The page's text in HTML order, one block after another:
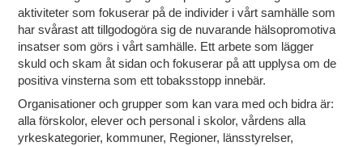
aktiviteter som fokuserar på de individer i vårt samhälle som
har svårast att tillgodogöra sig de nuvarande hälsopromotiva
insatser som görs i vårt samhälle. Ett arbete som lägger
skuld och skam åt sidan och fokuserar på att upplysa om de
positiva vinsterna som ett tobaksstopp innebär.
Organisationer och grupper som kan vara med och bidra är:
alla förskolor, elever och personal i skolor, vårdens alla
yrkeskategorier, kommuner, Regioner, länsstyrelser,